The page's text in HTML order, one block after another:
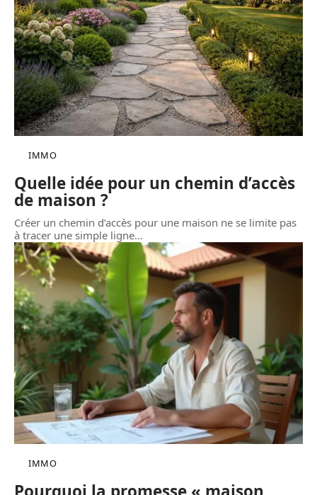
IMMO
Quelle idée pour un chemin d’accès
de maison ?
Créer un chemin d’accès pour une maison ne se limite pas
à tracer une simple ligne…
IMMO